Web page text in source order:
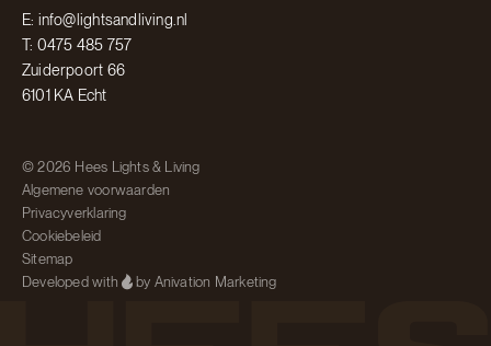
E: info@lightsandliving.nl
T: 0475 485 757
Zuiderpoort 66
6101 KA Echt
© 2026 Hees Lights & Living
Algemene voorwaarden
Privacyverklaring
Cookiebeleid
Sitemap
Developed with
by Anivation Marketing